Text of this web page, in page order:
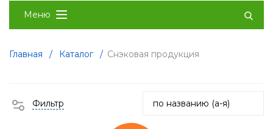
Меню
Главная / Каталог / Снэковая продукция
Фильтр